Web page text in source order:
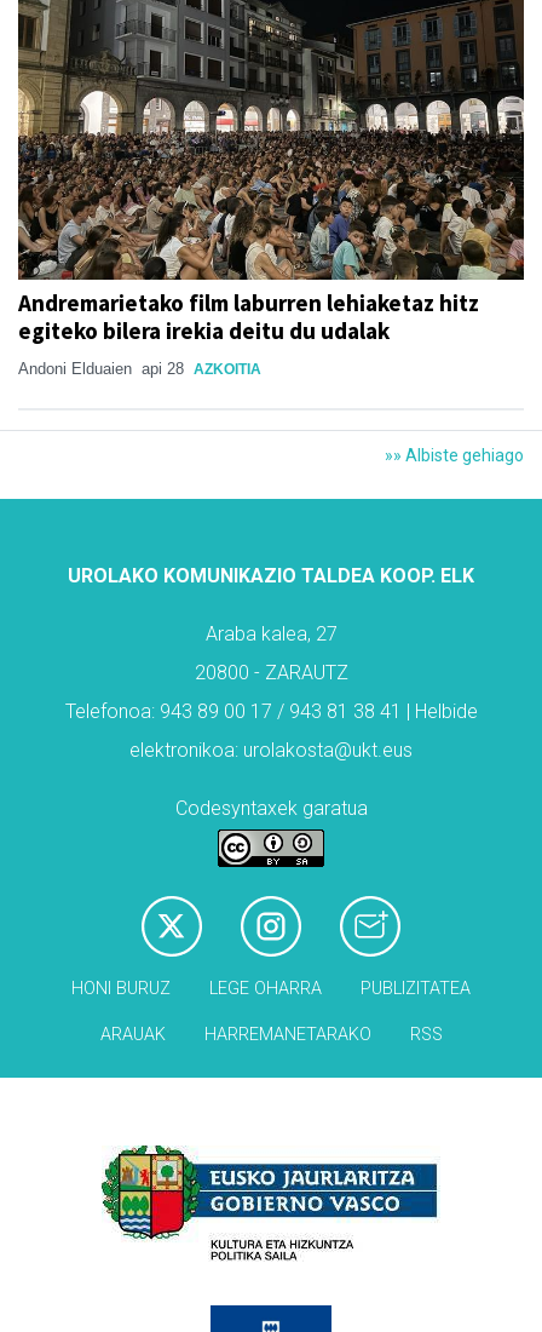
Andremarietako film laburren lehiaketaz hitz
egiteko bilera irekia deitu du udalak
Andoni Elduaien api 28 AZKOITIA
»» Albiste gehiago
UROLAKO KOMUNIKAZIO TALDEA KOOP. ELK
Araba kalea, 27
20800 - ZARAUTZ
Telefonoa: 943 89 00 17 / 943 81 38 41 | Helbide
elektronikoa: urolakosta@ukt.eus
Codesyntaxek garatua
HONI BURUZ LEGE OHARRA PUBLIZITATEA
ARAUAK HARREMANETARAKO RSS